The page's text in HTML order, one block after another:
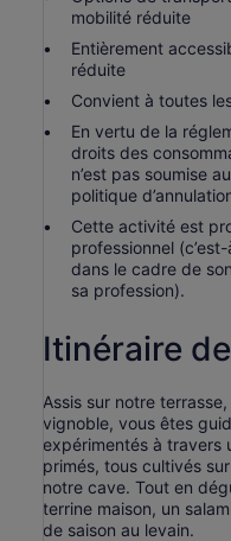
mobilité réduite
Entièrement
réduite
Convient à toutes
En vertu de la
droits des
n’est pas soumise
politique
Cette activité est
professionnel
dans le cadre de
sa profession).
Itinéraire
Assis sur notre
vignoble, vous êtes
expérimentés à travers
primés, tous cultivés
notre cave. Tout en
terrine maison, un
de saison au levain.